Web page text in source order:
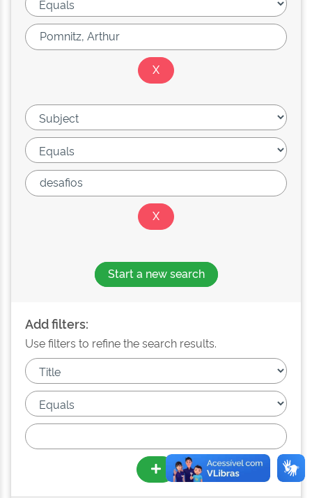
Start a new search
Add filters:
Use filters to refine the search results.